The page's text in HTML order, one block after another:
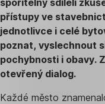
spořitelny sdíleli
přístupy ve
jednotlivce i celé
poznat, vyslechnout
pochybnosti i obavy.
otevřený dialog.
Každé město